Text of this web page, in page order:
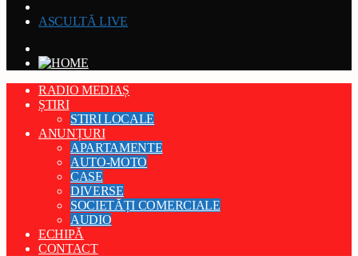
ASCULTĂ LIVE
RADIO MEDIAȘ
ȘTIRI
STIRI LOCALE
ANUNȚURI
APARTAMENTE
AUTO-MOTO
CASE
DIVERSE
SOCIETĂȚI COMERCIALE
AUDIO
ECHIPĂ
CONTACT